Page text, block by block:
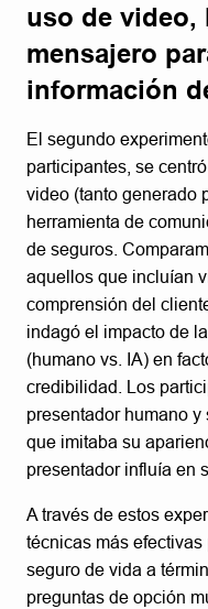
uso de video,
mensajero
información
El segundo
participantes, se
video (tanto generado
herramienta de
de seguros.
aquellos que incluían
comprensión del
indagó el impacto de
(humano vs. IA) en
credibilidad. Los
presentador humano y
que imitaba su
presentador influía en
A través de estos
técnicas más efectivas
seguro de vida a
preguntas de opción